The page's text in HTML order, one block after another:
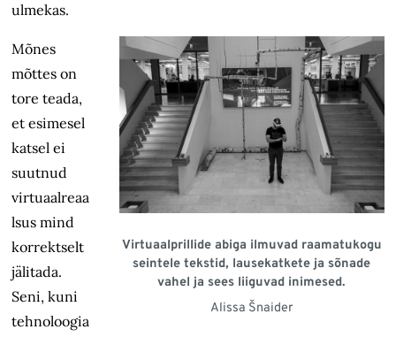
ulmekas.
Virtuaalprillide abiga ilmuvad raamatukogu
seintele tekstid, lausekatkete ja sõnade
vahel ja sees liiguvad inimesed.
Alissa Šnaider
Mõnes
mõttes on
tore teada,
et esimesel
katsel ei
suutnud
virtuaalreaa
lsus mind
korrektselt
jälitada.
Seni, kuni
tehnoloogia